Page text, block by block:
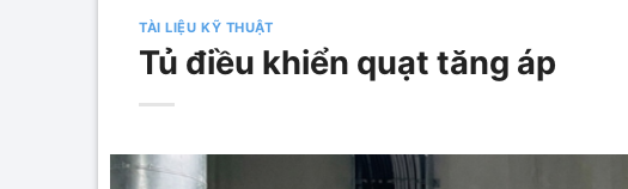
TÀI LIỆU KỸ THUẬT
Tủ điều khiển quạt tăng áp